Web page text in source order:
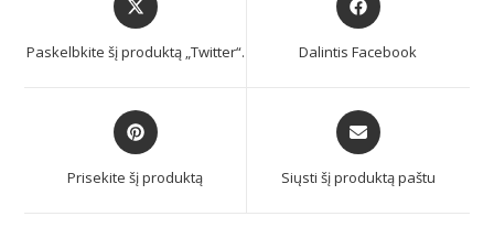
Paskelbkite šį produktą „Twitter“. Dalintis Facebook
Prisekite šį produktą Siųsti šį produktą paštu